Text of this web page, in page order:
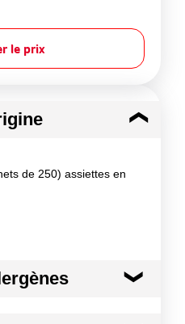
le prix
de 250) assiettes en